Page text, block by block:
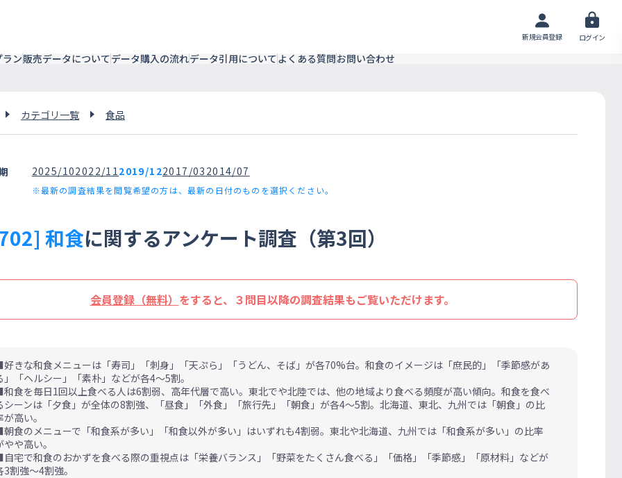
新規会員登録 ログイン
ン販売データについてデータ購入の流れデータ引用についてよくある質問お問い合わせ
カテゴリ一覧 食品
2025/102022/112019/122017/03 2014/07
※最新の調査結果を閲覧希望の方は、最新の日付のものを選択ください。
和食に関するアンケート調査（第3回）
会員登録（無料） をすると、３問目以降の調査結果もご覧いただけます。
きな和食メニューは「寿司」「刺身」「天ぷら」「うどん、そば」が各70%台。和食のイメージは「庶民的」「季節感があ
」「ヘルシー」「素朴」などが各4～5割。
食を毎日1回以上食べる人は6割弱、高年代層で高い。東北でや北陸では、他の地域より食べる頻度が高い傾向。和食を食べ
シーンは「夕食」が全体の8割強、「昼食」「外食」「旅行先」「朝食」が各4～5割。北海道、東北、九州では「朝食」の比
が高い。
食のメニューで「和食系が多い」「和食以外が多い」はいずれも4割弱。東北や北海道、九州では「和食系が多い」の比率
やや高い。
宅で和食のおかずを食べる際の重視点は「栄養バランス」「野菜をたくさん食べる」「価格」「季節感」「原材料」などが
3割強～4割強。